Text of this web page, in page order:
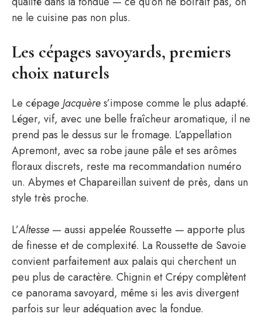
ne le cuisine pas non plus.
Les cépages savoyards, premiers
choix naturels
Le cépage Jacquères’impose comme le plus adapté.
Léger, vif, avec une belle fraîcheur aromatique, il ne
prend pas le dessus sur le fromage. L’appellation
Apremont, avec sa robe jaune pâle et ses arômes
floraux discrets, reste ma recommandation numéro
un. Abymes et Chapareillan suivent de près, dans un
style très proche.
L’Altesse — aussi appelée Roussette — apporte plus
de finesse et de complexité. La Roussette de Savoie
convient parfaitement aux palais qui cherchent un
peu plus de caractère. Chignin et Crépy complètent
ce panorama savoyard, même si les avis divergent
parfois sur leur adéquation avec la fondue.